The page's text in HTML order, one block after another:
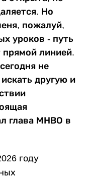
Но
пожалуй,
уроков - путь
прямой линией.
не
другую и
глава МНВО в
году